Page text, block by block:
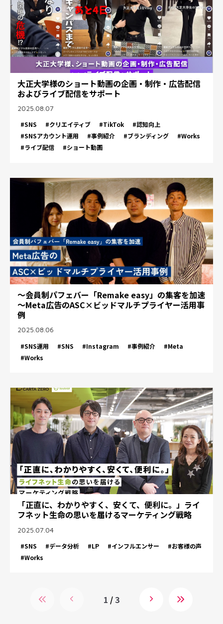
大正大学様のショート動画の企画・制作・広告配信
およびライブ配信をサポート
2025.08.07
#SNS
#クリエイティブ #TikTok
#認知向上
#SNSアカウント運用
#事例紹介 #ブランディング
#Works
#ライブ配信
#ショート動画
～会員制パフェバー「Remake easy」の集客を加速
～Meta広告のASC×ビッドマルチプライヤー活用事
例
2025.08.06
#SNS運用
#SNS #Instagram #事例紹介
#Meta
#Works
「正直に、わかりやすく、安くて、便利に。」ライ
フネット生命の思いを届けるマーケティング戦略
2025.07.04
#SNS
#データ分析 #LP #インフルエンサー
#お客様の声
#Works
1 /3